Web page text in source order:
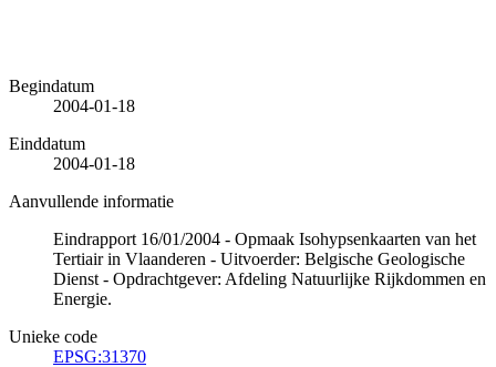
Begindatum
2004-01-18
Einddatum
2004-01-18
Aanvullende informatie
Eindrapport 16/01/2004 - Opmaak Isohypsenkaarten van het
Tertiair in Vlaanderen - Uitvoerder: Belgische Geologische
Dienst - Opdrachtgever: Afdeling Natuurlijke Rijkdommen en
Energie.
Unieke code
EPSG:31370